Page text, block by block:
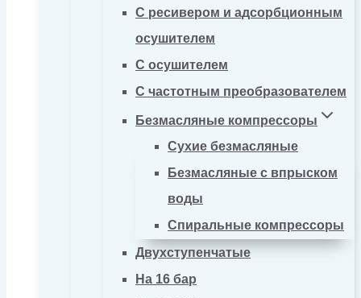
С ресивером и адсорбционным
осушителем
С осушителем
С частотным преобразователем
Безмасляные компрессоры
Сухие безмасляные
Безмасляные с впрыском
воды
Спиральные компрессоры
Двухступенчатые
На 16 бар